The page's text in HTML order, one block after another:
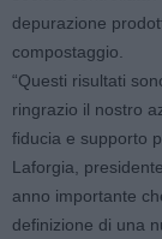
depurazione
compostaggio.
“Questi risultati
ringrazio il nostro
fiducia e supporto
Laforgia,
anno importante
definizione di una